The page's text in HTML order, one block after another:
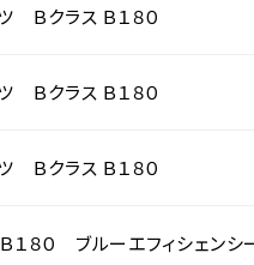
Ｂクラス Ｂ１８０
Ｂクラス Ｂ１８０
Ｂクラス Ｂ１８０
１８０ ブルーエフィシェンシ